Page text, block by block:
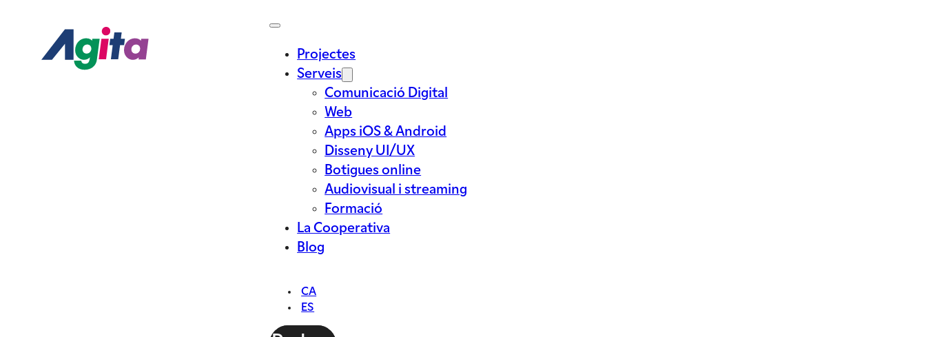
Projectes
Serveis
Comunicació Digital
Web
Apps iOS & Android
Disseny UI/UX
Botigues online
Audiovisual i streaming
Formació
La Cooperativa
Blog
CA
ES